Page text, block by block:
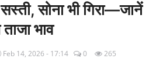
सोना भी गिरा—जानें
भाव
Feb 14, 2026 - 17:14 0 265